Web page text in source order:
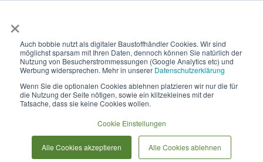
×
Auch bobbie nutzt als digitaler Baustoffhändler Cookies. Wir sind
möglichst sparsam mit Ihren Daten, dennoch können Sie natürlich der
Nutzung von Besucherstrommessungen (Google Analytics etc) und
Werbung widersprechen. Mehr in unserer Datenschutzerklärung
Wenn Sie die optionalen Cookies ablehnen platzieren wir nur die für
die Nutzung der Seite nötigen, sowie ein klitzekleines mit der
Tatsache, dass sie keine Cookies wollen.
Cookie Einstellungen
Alle Cookies akzeptieren Alle Cookies ablehnen
Polygard PVC Teichfolie 1mm
oliv-grün inkl. Vlies 500g/m²
Bildergalerie